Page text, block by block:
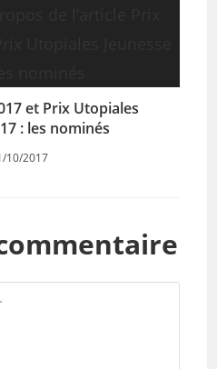
et Prix Utopiales
: les nominés
10/2017